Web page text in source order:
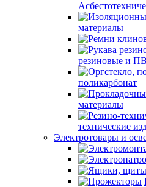
материалы
резиновые и
поликарбонат
материалы
технические
Электротовары и